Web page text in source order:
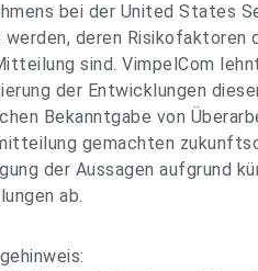
bei der United States
deren Risikofaktoren
sind. VimpelCom
der Entwicklungen
Bekanntgabe von
gemachten
der Aussagen aufgrund
ab.